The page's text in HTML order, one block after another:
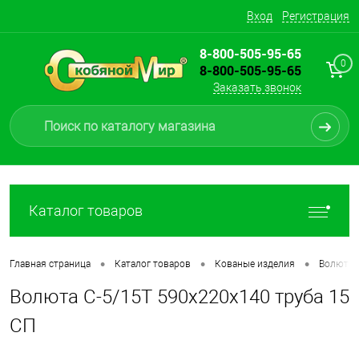
Вход Регистрация
8-800-505-95-65
8-800-505-95-65
Заказать звонок
0
Каталог товаров
Главная страница • Каталог товаров • Кованые изделия • Волюты,
Волюта С-5/15Т 590х220х140 труба 15
СП